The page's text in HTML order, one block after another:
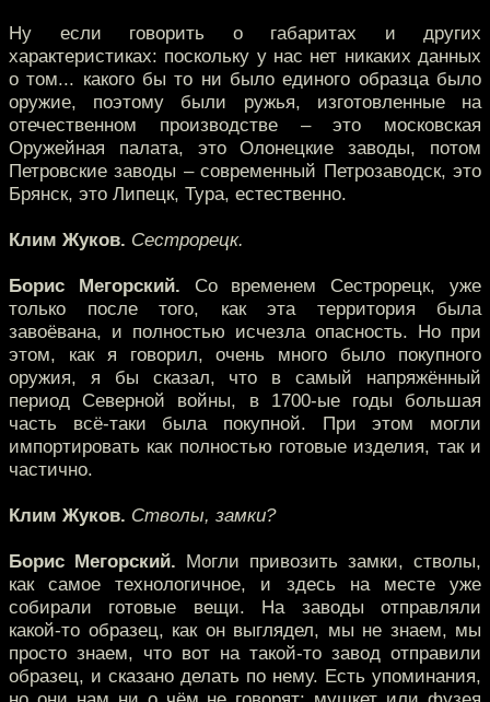
Ну если говорить о габаритах и других
характеристиках: поскольку у нас нет никаких данных
о том... какого бы то ни было единого образца было
оружие, поэтому были ружья, изготовленные на
отечественном производстве – это московская
Оружейная палата, это Олонецкие заводы, потом
Петровские заводы – современный Петрозаводск, это
Брянск, это Липецк, Тура, естественно.
Клим Жуков. Сестрорецк.
Борис Мегорский. Со временем Сестрорецк, уже
только после того, как эта территория была
завоёвана, и полностью исчезла опасность. Но при
этом, как я говорил, очень много было покупного
оружия, я бы сказал, что в самый напряжённый
период Северной войны, в 1700-ые годы большая
часть всё-таки была покупной. При этом могли
импортировать как полностью готовые изделия, так и
частично.
Клим Жуков. Стволы, замки?
Борис Мегорский. Могли привозить замки, стволы,
как самое технологичное, и здесь на месте уже
собирали готовые вещи. На заводы отправляли
какой-то образец, как он выглядел, мы не знаем, мы
просто знаем, что вот на такой-то завод отправили
образец, и сказано делать по нему. Есть упоминания,